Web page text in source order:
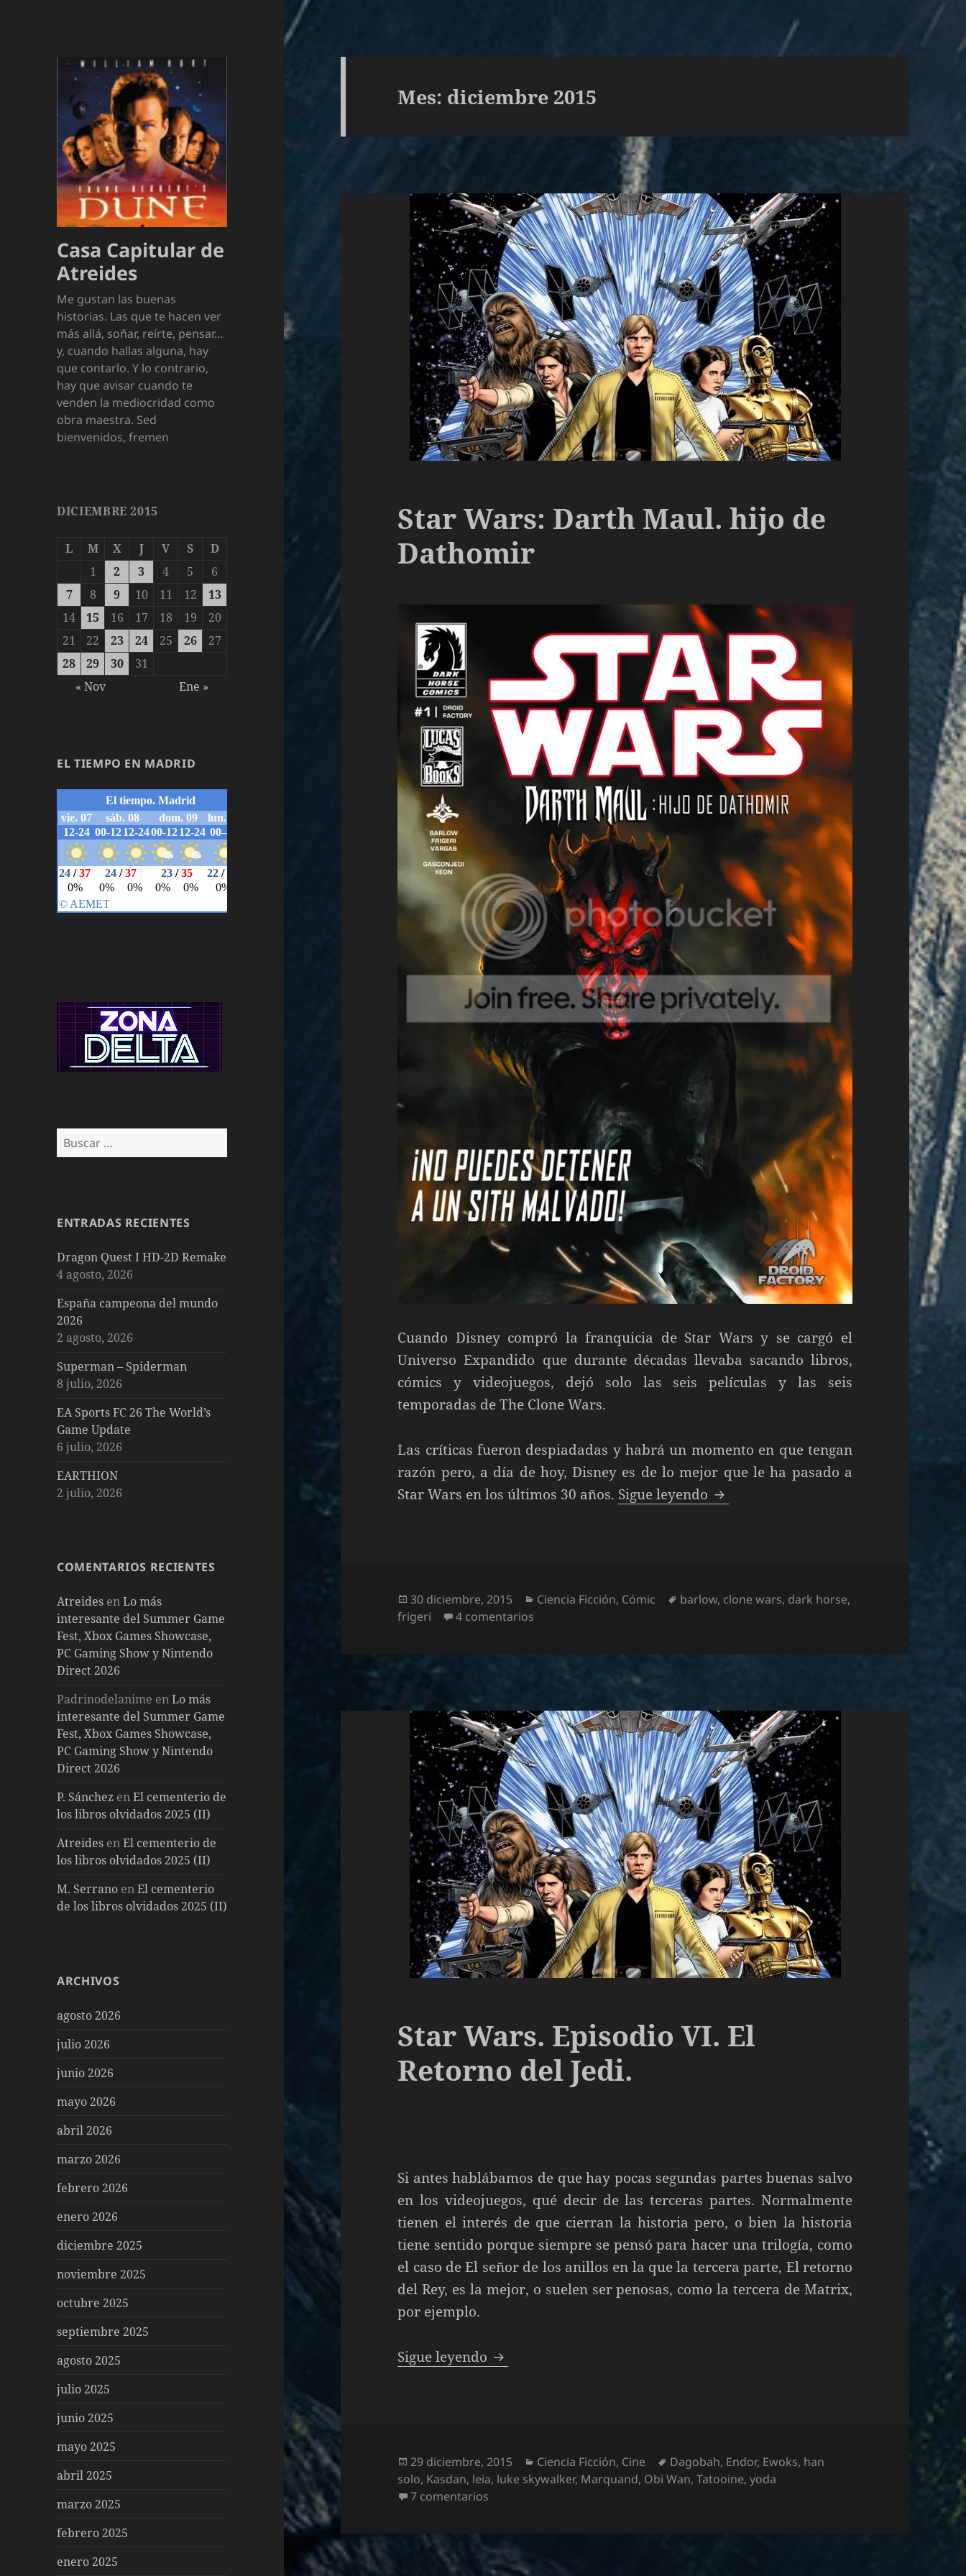
Casa Capitular de
Atreides
Me gustan las buenas
historias. Las que te hacen ver
más allá, soñar, reírte, pensar…
y, cuando hallas alguna, hay
que contarlo. Y lo contrario,
hay que avisar cuando te
venden la mediocridad como
obra maestra. Sed
bienvenidos, fremen
DICIEMBRE 2015
L M X J V S
D
1
2 3 4 5
6
7
8 9 10 11 12
13
14
15 16 17 18 19
20
21
22 23 24 25 26
27
28
29 30
31
« Nov
Ene »
EL TIEMPO EN MADRID
Buscar:
ENTRADAS RECIENTES
Dragon Quest I HD-2D Remake
4 agosto, 2026
España campeona del mundo
2026
2 agosto, 2026
Superman – Spiderman
8 julio, 2026
EA Sports FC 26 The World’s
Game Update
6 julio, 2026
EARTHION
2 julio, 2026
COMENTARIOS RECIENTES
Atreides enLo más
interesante del Summer Game
Fest, Xbox Games Showcase,
PC Gaming Show y Nintendo
Direct 2026
Padrinodelanime enLo más
interesante del Summer Game
Fest, Xbox Games Showcase,
PC Gaming Show y Nintendo
Direct 2026
P. Sánchez enEl cementerio de
los libros olvidados 2025 (II)
Atreides enEl cementerio de
los libros olvidados 2025 (II)
M. Serrano enEl cementerio
de los libros olvidados 2025 (II)
ARCHIVOS
agosto 2026
julio 2026
junio 2026
mayo 2026
abril 2026
marzo 2026
febrero 2026
enero 2026
diciembre 2025
noviembre 2025
octubre 2025
septiembre 2025
agosto 2025
julio 2025
junio 2025
mayo 2025
abril 2025
marzo 2025
febrero 2025
enero 2025
Mes: diciembre 2015
Star Wars: Darth Maul. hijo de
Dathomir
Cuando Disney compró la franquicia de Star Wars y se cargó el
Universo Expandido que durante décadas llevaba sacando libros,
cómics y videojuegos, dejó solo las seis películas y las seis
temporadas de The Clone Wars.
Las críticas fueron despiadadas y habrá un momento en que tengan
razón pero, a día de hoy, Disney es de lo mejor que le ha pasado a
Star Wars en los últimos 30 años. Sigue leyendo Star Wars: Darth Maul. hijo de
Publicado
el
30 diciembre, 2015 Categorías
Ciencia Ficción, Cómic Etiquetas
barlow, clone wars, dark horse,
frigeri
4 comentarios
Star Wars. Episodio VI. El
Retorno del Jedi.
Si antes hablábamos de que hay pocas segundas partes buenas salvo
en los videojuegos, qué decir de las terceras partes. Normalmente
tienen el interés de que cierran la historia pero, o bien la historia
tiene sentido porque siempre se pensó para hacer una trilogía, como
el caso de El señor de los anillos en la que la tercera parte, El retorno
del Rey, es la mejor, o suelen ser penosas, como la tercera de Matrix,
por ejemplo.
Sigue leyendo Star Wars. Episodio VI. El Retorno del Jedi.
Publicado
el
29 diciembre, 2015 Categorías
Ciencia Ficción, Cine Etiquetas
Dagobah, Endor, Ewoks, han
solo, Kasdan, leia, luke skywalker, Marquand, Obi Wan,Tatooine,yoda
7 comentarios